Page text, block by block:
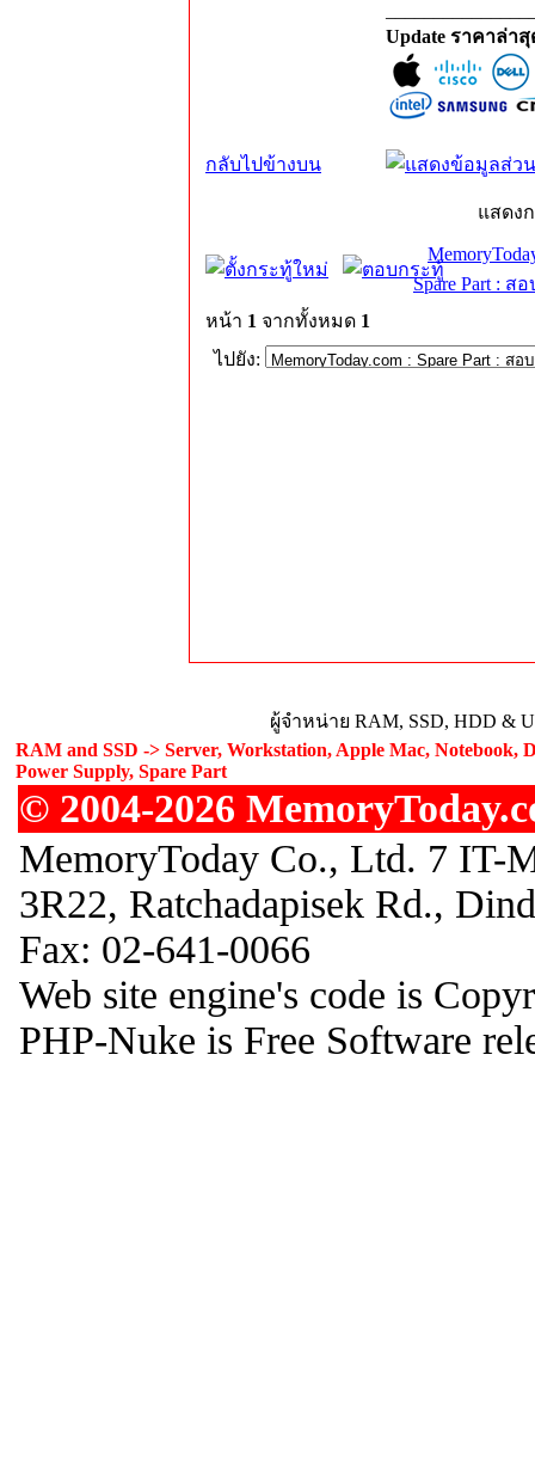
Update ราคาล่า
กลับไปข้างบน
แสดง
Spare Part : ส
หน้า 1 จากทั้งหมด 1
ไปยัง:
ผู้จำหน่าย RAM, SSD, HDD &
RAM and SSD -> Server, Workstation, Apple Mac, Notebook,
Power Supply, Spare Part
© 2004-2026
MemoryToday Co., Ltd. 7 IT-
3R22, Ratchadapisek Rd.,
Fax: 02-641-0066
Web site engine's code is
PHP-Nuke is Free Software